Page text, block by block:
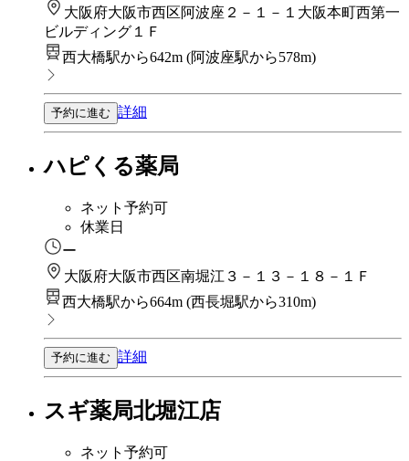
大阪府大阪市西区阿波座２－１－１大阪本町西第一
ビルディング１Ｆ
西大橋駅から642m (阿波座駅から578m)
予約に進む 詳細
ハピくる薬局
ネット予約可
休業日
ー
大阪府大阪市西区南堀江３－１３－１８－１Ｆ
西大橋駅から664m (西長堀駅から310m)
予約に進む 詳細
スギ薬局北堀江店
ネット予約可